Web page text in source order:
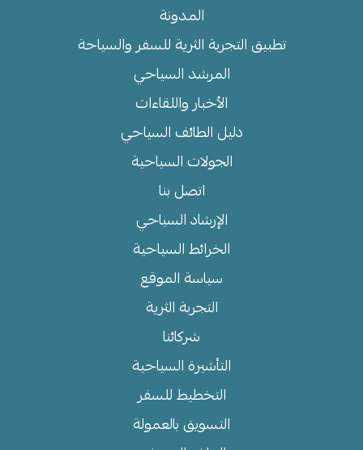
المدونة
تطبيق التجربة الثرية للسفر والسياحة
المرشد السياحي
الأخبار واللقاءات
دليل الطائف السياحي
الجولات السياحية
اتصل بنا
الإرشاد السياحي
الخرائط السياحية
سياسة الموقع
التجربة الثرية
شركائنا
التأشيرة السياحية
التخطيط للسفر
التسويق بالعمولة